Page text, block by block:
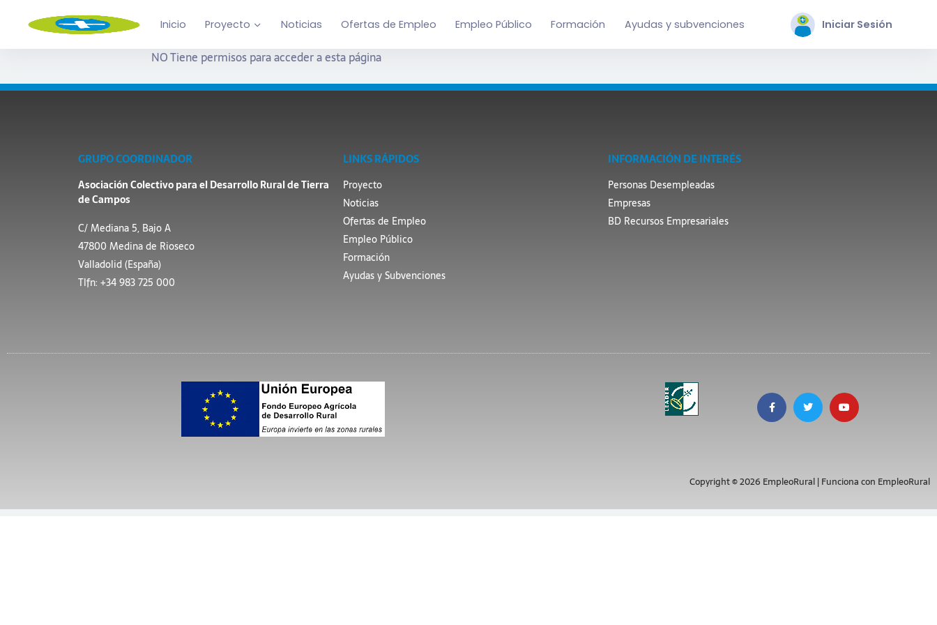
Inicio Proyecto Noticias Ofertas de Empleo Empleo Público Formación Ayudas y subvenciones Iniciar Sesión
NO Tiene permisos para acceder a esta página
GRUPO COORDINADOR
Asociación Colectivo para el Desarrollo Rural de Tierra
de Campos
C/ Mediana 5, Bajo A
47800 Medina de Rioseco
Valladolid (España)
Tlfn: +34 983 725 000
LINKS RÁPIDOS
Proyecto
Noticias
Ofertas de Empleo
Empleo Público
Formación
Ayudas y Subvenciones
INFORMACIÓN DE INTERÉS
Personas Desempleadas
Empresas
BD Recursos Empresariales
Copyright © 2026 EmpleoRural | Funciona con EmpleoRural